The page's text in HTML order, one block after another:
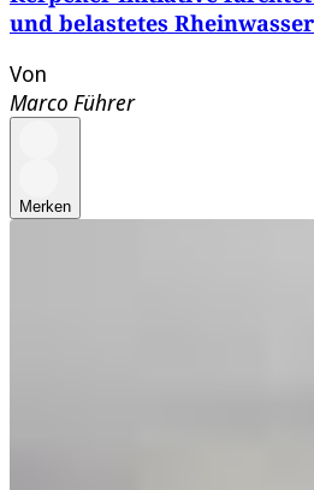
und belastetes Rheinwasser
Von
Marco Führer
Merken